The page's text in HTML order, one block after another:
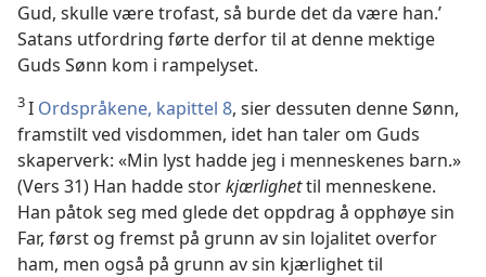
Gud, skulle være trofast, så burde det da være han.’
Satans utfordring førte derfor til at denne mektige
Guds Sønn kom i rampelyset.
3I Ordspråkene, kapittel 8, sier dessuten denne Sønn,
framstilt ved visdommen, idet han taler om Guds
skaperverk: «Min lyst hadde jeg i menneskenes barn.»
(Vers 31) Han hadde storkjærlighettil menneskene.
Han påtok seg med glede det oppdrag å opphøye sin
Far, først og fremst på grunn av sin lojalitet overfor
ham, men også på grunn av sin kjærlighet til